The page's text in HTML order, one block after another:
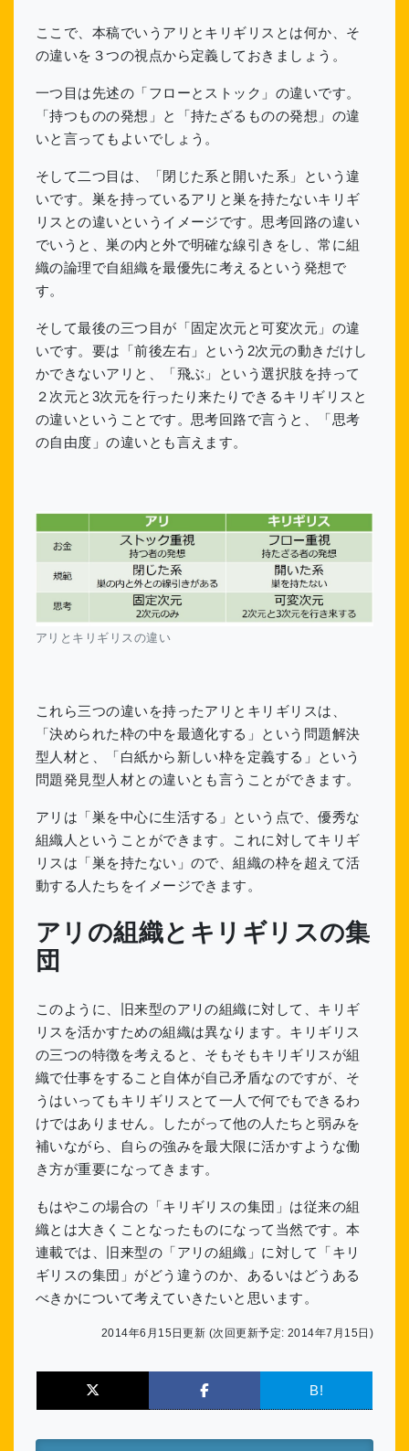
ここで、本稿でいうアリとキリギリスとは何か、そ
の違いを３つの視点から定義しておきましょう。
一つ目は先述の「フローとストック」の違いです。
「持つものの発想」と「持たざるものの発想」の違
いと言ってもよいでしょう。
そして二つ目は、「閉じた系と開いた系」という違
いです。巣を持っているアリと巣を持たないキリギ
リスとの違いというイメージです。思考回路の違い
でいうと、巣の内と外で明確な線引きをし、常に組
織の論理で自組織を最優先に考えるという発想で
す。
そして最後の三つ目が「固定次元と可変次元」の違
いです。要は「前後左右」という2次元の動きだけし
かできないアリと、「飛ぶ」という選択肢を持って
２次元と3次元を行ったり来たりできるキリギリスと
の違いということです。思考回路で言うと、「思考
の自由度」の違いとも言えます。
アリとキリギリスの違い
これら三つの違いを持ったアリとキリギリスは、
「決められた枠の中を最適化する」という問題解決
型人材と、「白紙から新しい枠を定義する」という
問題発見型人材との違いとも言うことができます。
アリは「巣を中心に生活する」という点で、優秀な
組織人ということができます。これに対してキリギ
リスは「巣を持たない」ので、組織の枠を超えて活
動する人たちをイメージできます。
アリの組織とキリギリスの集
団
このように、旧来型のアリの組織に対して、キリギ
リスを活かすための組織は異なります。キリギリス
の三つの特徴を考えると、そもそもキリギリスが組
織で仕事をすること自体が自己矛盾なのですが、そ
うはいってもキリギリスとて一人で何でもできるわ
けではありません。したがって他の人たちと弱みを
補いながら、自らの強みを最大限に活かすような働
き方が重要になってきます。
もはやこの場合の「キリギリスの集団」は従来の組
織とは大きくことなったものになって当然です。本
連載では、旧来型の「アリの組織」に対して「キリ
ギリスの集団」がどう違うのか、あるいはどうある
べきかについて考えていきたいと思います。
2014年6月15日更新 (次回更新予定: 2014年7月15日)
B!